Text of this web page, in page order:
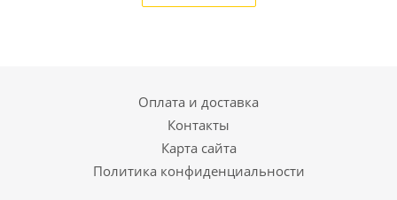
Оплата и доставка
Контакты
Карта сайта
Политика конфиденциальности